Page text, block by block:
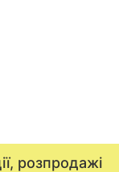
розпродажі